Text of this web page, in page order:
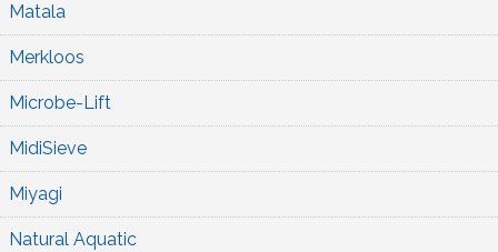
Matala
Merkloos
Microbe-Lift
MidiSieve
Miyagi
Natural Aquatic